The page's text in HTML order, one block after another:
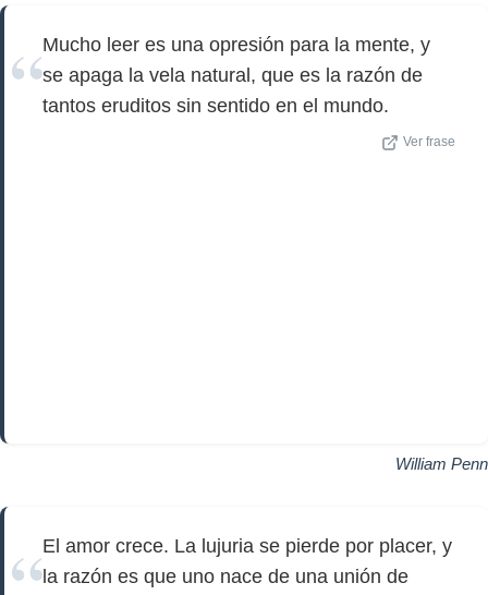
Mucho leer es una opresión para la mente, y
se apaga la vela natural, que es la razón de
tantos eruditos sin sentido en el mundo.
Ver frase
William Penn
El amor crece. La lujuria se pierde por placer, y
la razón es que uno nace de una unión de